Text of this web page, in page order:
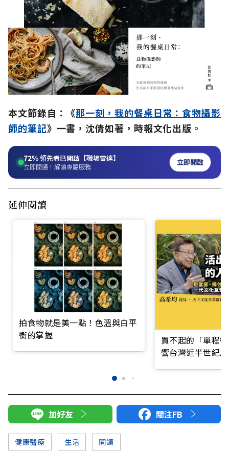
本文節錄自：《那一刻，我的餐桌日常：食物攝影
師的筆記》一書，沈倩如著，時報文化出版。
72%領先者已開啟【職場雷達】
立即開通！解鎖專屬服務 立即開啟
延伸閱讀
拍食物就是美一點！色溫與白平
衡的掌握
買不起的「單程
響台灣近半世紀
加好友 關注FB
健康醫療 生活 閱讀